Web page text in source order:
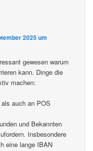
2025 um
gewesen warum
kann. Dinge die
machen:
auch an POS
und Bekannten
Insbesondere
eine lange IBAN